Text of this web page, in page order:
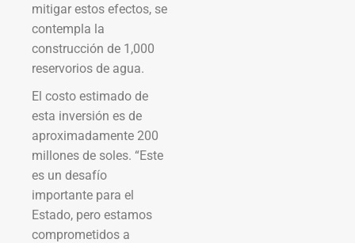
mitigar estos efectos, se
contempla la
construcción de 1,000
reservorios de agua.
El costo estimado de
esta inversión es de
aproximadamente 200
millones de soles. “Este
es un desafío
importante para el
Estado, pero estamos
comprometidos a